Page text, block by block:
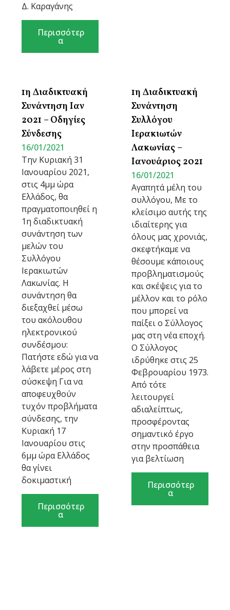
Δ. Καραγάνης
Περισσότερ
α
1η Διαδικτυακή
Συνάντηση Ιαν
2021 – Οδηγίες
Σύνδεσης
16/01/2021
Την Κυριακή 31
Ιανουαρίου 2021,
στις 4μμ ώρα
Ελλάδος, θα
πραγματοποιηθεί η
1η διαδικτυακή
συνάντηση των
μελών του
Συλλόγου
Ιερακιωτών
Λακωνίας. Η
συνάντηση θα
διεξαχθεί μέσω
του ακόλουθου
ηλεκτρονικού
συνδέσμου:
Πατήστε εδώ για να
λάβετε μέρος στη
σύσκεψη Για να
αποφευχθούν
τυχόν προβλήματα
σύνδεσης, την
Κυριακή 17
Ιανουαρίου στις
6μμ ώρα Ελλάδος
θα γίνει
δοκιμαστική
Περισσότερ
α
1η Διαδικτυακή
Συνάντηση
Συλλόγου
Ιερακιωτών
Λακωνίας –
Ιανουάριος 2021
16/01/2021
Αγαπητά μέλη του
συλλόγου, Με το
κλείσιμο αυτής της
ιδιαίτερης για
όλους μας χρονιάς,
σκεφτήκαμε να
θέσουμε κάποιους
προβληματισμούς
και σκέψεις για το
μέλλον και το ρόλο
που μπορεί να
παίξει ο Σύλλογος
μας στη νέα εποχή.
Ο Σύλλογος
ιδρύθηκε στις 25
Φεβρουαρίου 1973.
Από τότε
λειτουργεί
αδιαλείπτως,
προσφέροντας
σημαντικό έργο
στην προσπάθεια
για βελτίωση
Περισσότερ
α